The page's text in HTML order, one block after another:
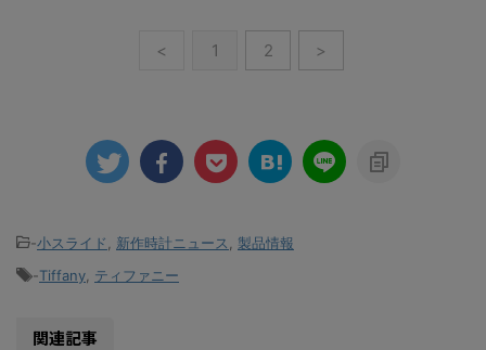
< 1 2 >
-小スライド 新作時計ニュース
製品情報
-Tiffany ティファニー
関連記事